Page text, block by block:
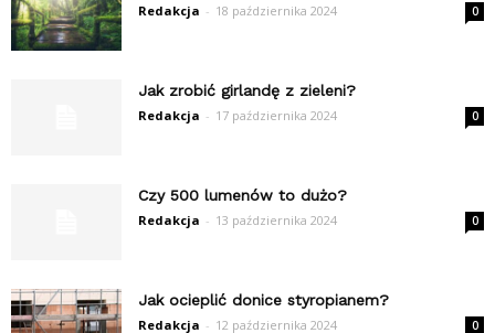
Redakcja - 18 października 2024 0
Jak zrobić girlandę z zieleni?
Redakcja - 17 października 2024 0
Czy 500 lumenów to dużo?
Redakcja - 13 października 2024 0
Jak ocieplić donice styropianem?
Redakcja - 12 października 2024 0